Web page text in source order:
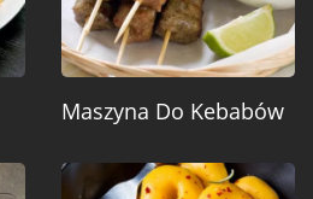
Maszyna Do Kebabów